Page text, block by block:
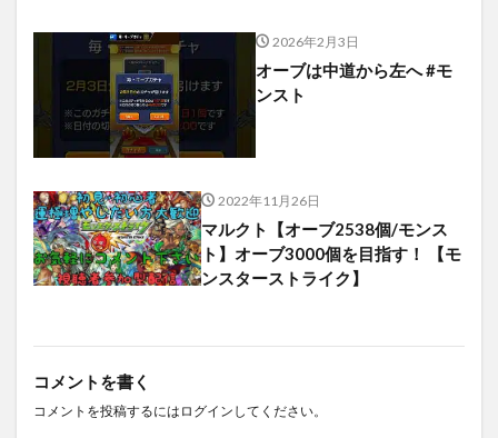
2026年2月3日
オーブは中道から左へ #モ
ンスト
2022年11月26日
マルクト【オーブ2538個/モンス
ト】オーブ3000個を目指す！ 【モ
ンスターストライク】
コメントを書く
コメントを投稿するには ログイン してください。